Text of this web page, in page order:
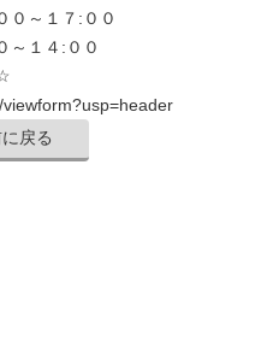
～１７:００
１４:００
戻る